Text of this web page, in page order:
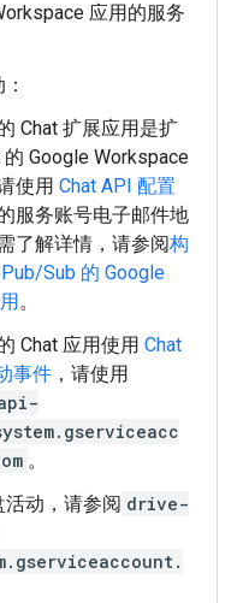
应用的服务
Chat 扩展应用是扩
的 Google Workspace
使用 Chat API 配置
服务账号电子邮件地
了解详情，请参阅构
Sub 的 Google
。
Chat 应用使用 Chat
事件 ，请使用
。
动，请参阅 drive-